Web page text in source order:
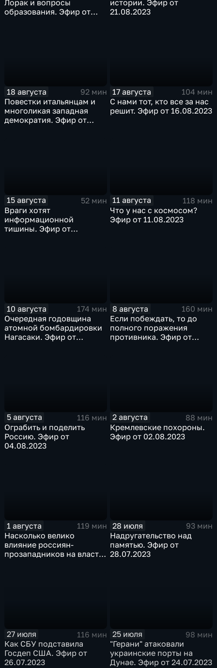
Лорак и вопросы
образования. Эфир от
истории. Эфир от
21.08.2023
18 августа
92 мин
Повестки итальянцам и
многоликая западная
демократия. Эфир от
17 августа
104 мин
C нами тот, кто все за нас
решит. Эфир от 16.08.2023
15 августа
52 мин
Враги хотят
информационной
тишины. Эфир от
11 августа
118 мин
Что у нас с космосом?
Эфир от 11.08.2023
10 августа
174 мин
Очередная годовщина
атомной бомбардировки
Нагасаки. Эфир от
8 августа
160 мин
Если побеждать, то до
полного поражения
противника. Эфир от
5 августа
116 мин
Ограбить и поделить
Россию. Эфир от
04.08.2023
2 августа
88 мин
Кремлевские похороны.
Эфир от 02.08.2023
1 августа
119 мин
Насколько велико
влияние россиян-
прозападников на власть.
28 июля
93 мин
Надругательство над
памятью. Эфир от
28.07.2023
27 июля
116 мин
Как СБУ подставила
Госдеп США. Эфир от
26.07.2023
25 июля
98 мин
"Герани" атаковали
украинские порты на
Дунае. Эфир от 24.07.2023